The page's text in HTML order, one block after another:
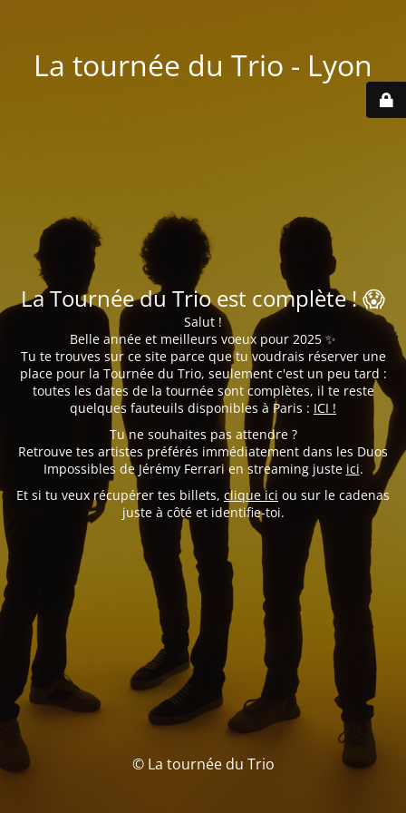
La tournée du Trio - Lyon
La Tournée du Trio est complète ! 😱
Salut !
Belle année et meilleurs voeux pour 2025 ✨
Tu te trouves sur ce site parce que tu voudrais réserver une
place pour la Tournée du Trio, seulement c'est un peu tard :
toutes les dates de la tournée sont complètes, il te reste
quelques fauteuils disponibles à Paris : ICI !
Tu ne souhaites pas attendre ?
Retrouve tes artistes préférés immédiatement dans les Duos
Impossibles de Jérémy Ferrari en streaming juste ici.
Et si tu veux récupérer tes billets, clique ici ou sur le cadenas
juste à côté et identifie-toi.
© La tournée du Trio